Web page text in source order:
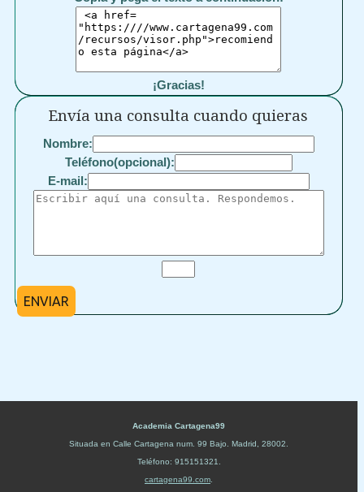
¡Gracias!
Envía una consulta cuando quieras
Nombre:
Teléfono(opcional):
E-mail:
ENVIAR
Academia Cartagena99
Situada en Calle Cartagena num. 99 Bajo Madrid 28002
Teléfono: 915151321
cartagena99.com